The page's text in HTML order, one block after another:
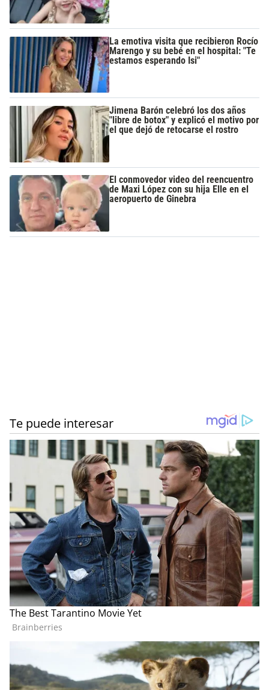
La emotiva visita que recibieron Rocío
Marengo y su bebé en el hospital: "Te
estamos esperando Isi"
Jimena Barón celebró los dos años
"libre de botox" y explicó el motivo por
el que dejó de retocarse el rostro
El conmovedor video del reencuentro
de Maxi López con su hija Elle en el
aeropuerto de Ginebra